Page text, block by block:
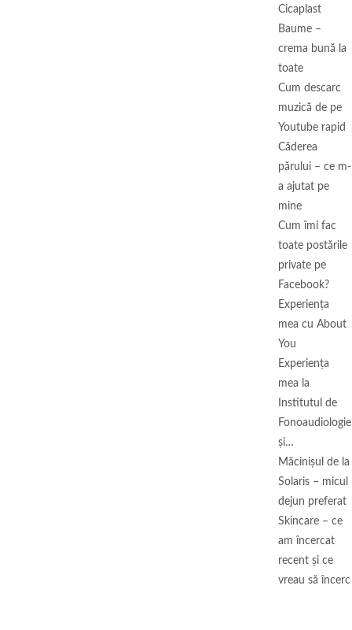
Cicaplast
Baume –
crema bună la
toate
Cum descarc
muzică de pe
Youtube rapid
Căderea
părului – ce m-
a ajutat pe
mine
Cum îmi fac
toate postările
private pe
Facebook?
Experiența
mea cu About
You
Experiența
mea la
Institutul de
Fonoaudiologie
și…
Măcinişul de la
Solaris – micul
dejun preferat
Skincare – ce
am încercat
recent și ce
vreau să încerc